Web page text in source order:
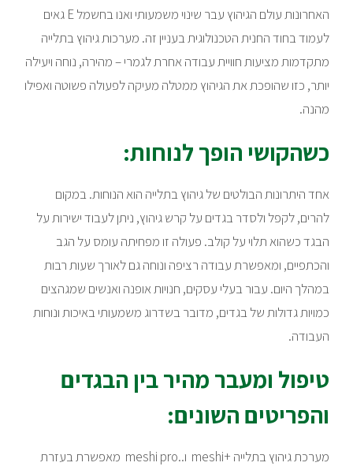
האחרונות עולם הגיהוץ עבר שינוי משמעותי ואנו בחשמל E גאים
לעמוד בחוד החנית הטכנולוגית בעניין זה. מערכות גיהוץ בתלייה
מתקדמות מציעות חוויית עבודה אחרת לגמרי – מהירה, נוחה ויעילה
יותר, כזו שהופכת את הגיהוץ ממטלה מעיקה לפעולה פשוטה ואפילו
מהנה.
כשהקושי הופך לנוחות:
אחד היתרונות הבולטים של גיהוץ בתלייה הוא הנוחות. במקום
להרים, לקפל ולסדר בגדים על קרש גיהוץ, ניתן לעבוד ישירות על
הבגד כשהוא תלוי על קולב. פעולה זו מפחיתה עומס על הגב
והכתפיים, ומאפשרת עבודה רציפה ונוחה גם לאורך שעות רבות
במהלך היום. עבור בעלי עסקים, חנויות אופנה ואנשים שמגהצים
כמויות גדולות של בגדים, מדובר בשדרוג משמעותי באיכות ונוחות
העבודה.
טיפול ומעבר מהיר בין הבגדים
והפריטים השונים:
מערכת גיהוץ בתלייה +meshi ו..meshi pro מאפשרת בעזרת